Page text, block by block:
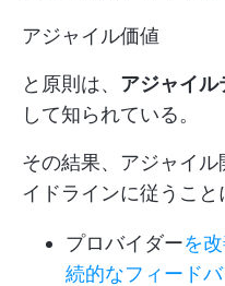
アジャイル価値
と原則は、 アジャイル
して知られている。
その結果、アジャイ
イドラインに従うこと
プロバイダーを
続的なフィードバ